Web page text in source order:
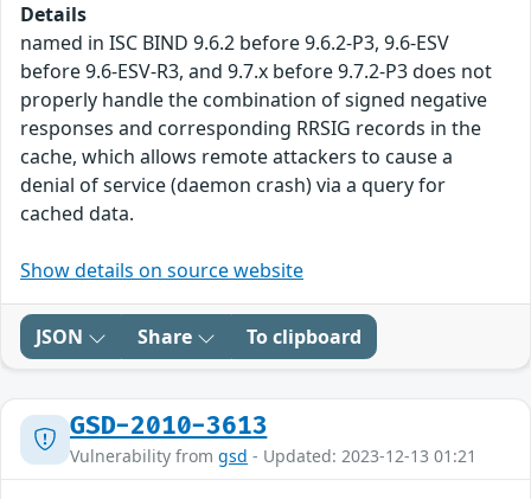
Details
named in ISC BIND 9.6.2 before 9.6.2-P3, 9.6-ESV
before 9.6-ESV-R3, and 9.7.x before 9.7.2-P3 does not
properly handle the combination of signed negative
responses and corresponding RRSIG records in the
cache, which allows remote attackers to cause a
denial of service (daemon crash) via a query for
cached data.
Show details on source website
JSON Share To clipboard
GSD-2010-3613
Vulnerability from gsd - Updated: 2023-12-13 01:21